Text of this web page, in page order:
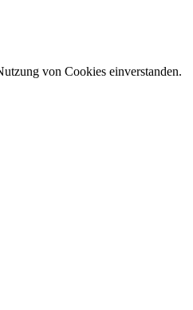
von Cookies einverstanden.